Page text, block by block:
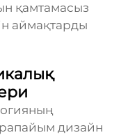
қамтамасыз
аймақтарды
дизайн